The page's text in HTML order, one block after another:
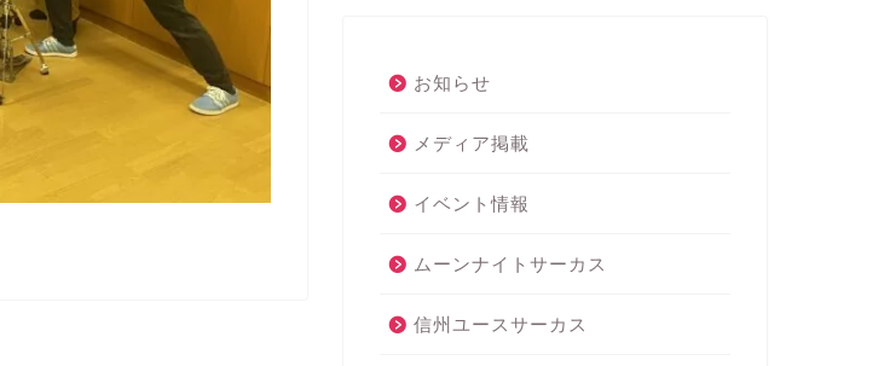
お知らせ
メディア掲載
イベント情報
ムーンナイトサーカス
信州ユースサーカス